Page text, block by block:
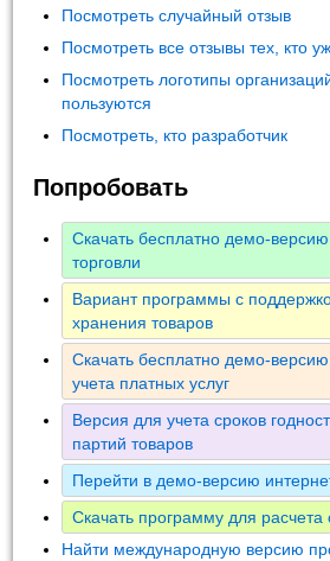
Посмотреть случайный отзыв
Посмотреть все отзывы тех, кто
Посмотреть логотипы
пользуются
Посмотреть, кто разработчик
Попробовать
Скачать бесплатно демо-
торговли
Вариант программы с
хранения товаров
Скачать бесплатно демо-
учета платных услуг
Версия для учета сроков
партий товаров
Перейти в демо-версию
Скачать программу для расчета
Найти международную версию